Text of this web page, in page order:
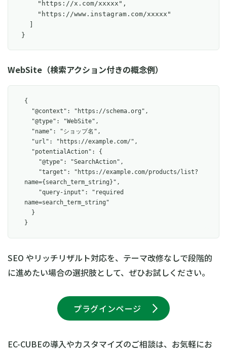
}
WebSite（検索アクション付きの概念例）
{
name={search_term_string}",
name=search_term_string"
}
SEO やリッチリザルト対応を、テーマ改修なしで段階的
に進めたい場合の選択肢として、ぜひお試しください。
プラグインページ
EC-CUBEの導入やカスタマイズのご相談は、お気軽にお